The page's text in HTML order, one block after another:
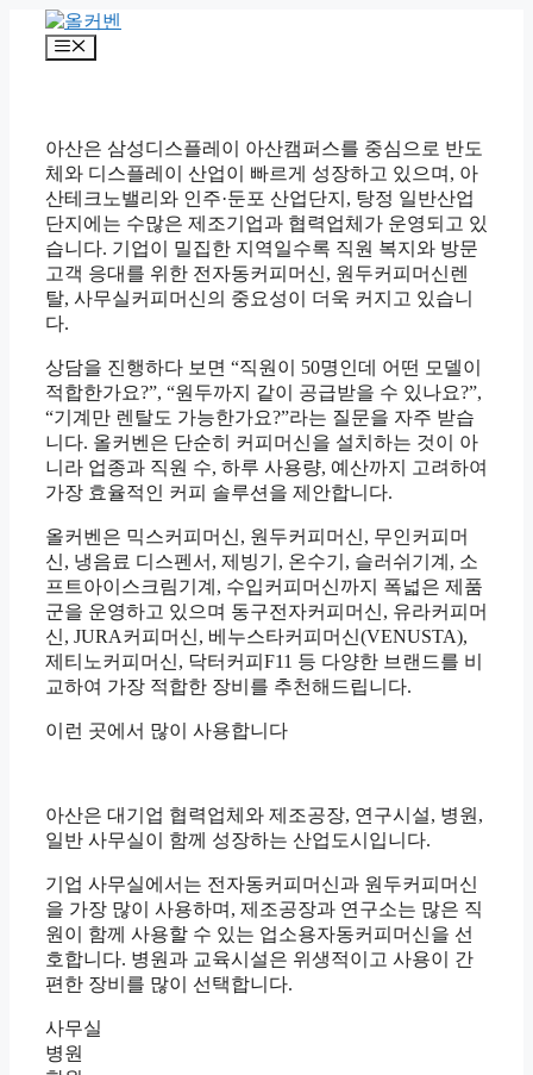
메
아산은 삼성디스플레이 아산캠퍼스를 중심으로 반도
체와 디스플레이 산업이 빠르게 성장하고 있으며, 아
산테크노밸리와 인주·둔포 산업단지, 탕정 일반산업
단지에는 수많은 제조기업과 협력업체가 운영되고 있
습니다. 기업이 밀집한 지역일수록 직원 복지와 방문
고객 응대를 위한 전자동커피머신, 원두커피머신렌
탈, 사무실커피머신의 중요성이 더욱 커지고 있습니
다.
상담을 진행하다 보면 “직원이 50명인데 어떤 모델이
적합한가요?”, “원두까지 같이 공급받을 수 있나요?”,
“기계만 렌탈도 가능한가요?”라는 질문을 자주 받습
니다. 올커벤은 단순히 커피머신을 설치하는 것이 아
니라 업종과 직원 수, 하루 사용량, 예산까지 고려하여
가장 효율적인 커피 솔루션을 제안합니다.
올커벤은 믹스커피머신, 원두커피머신, 무인커피머
신, 냉음료 디스펜서, 제빙기, 온수기, 슬러쉬기계, 소
프트아이스크림기계, 수입커피머신까지 폭넓은 제품
군을 운영하고 있으며 동구전자커피머신, 유라커피머
신, JURA커피머신, 베누스타커피머신(VENUSTA),
제티노커피머신, 닥터커피F11 등 다양한 브랜드를 비
교하여 가장 적합한 장비를 추천해드립니다.
이런 곳에서 많이 사용합니다
아산은 대기업 협력업체와 제조공장, 연구시설, 병원,
일반 사무실이 함께 성장하는 산업도시입니다.
기업 사무실에서는 전자동커피머신과 원두커피머신
을 가장 많이 사용하며, 제조공장과 연구소는 많은 직
원이 함께 사용할 수 있는 업소용자동커피머신을 선
호합니다. 병원과 교육시설은 위생적이고 사용이 간
편한 장비를 많이 선택합니다.
사무실
병원